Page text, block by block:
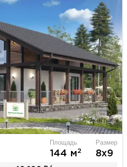
Площадь
144 м2
Размер
8х9